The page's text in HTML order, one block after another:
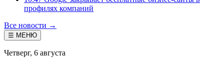
профилях компаний
Все новости →
☰ МЕНЮ
Четверг, 6 августа